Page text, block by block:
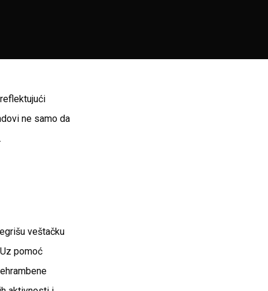
ne samo da
veštačku
pomoć